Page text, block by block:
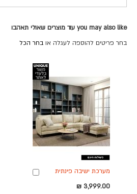
you may also like עוד מוצרים שאולי תאהבו
בחר פריטים להוספה לעגלה או בחר הכל
מערכת ישיבה פינתית
בגוון שמנת
3,999.00 ₪
הוספה